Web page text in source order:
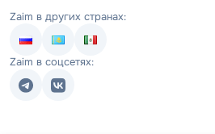
Zaim в других странах:
Zaim в соцсетях: